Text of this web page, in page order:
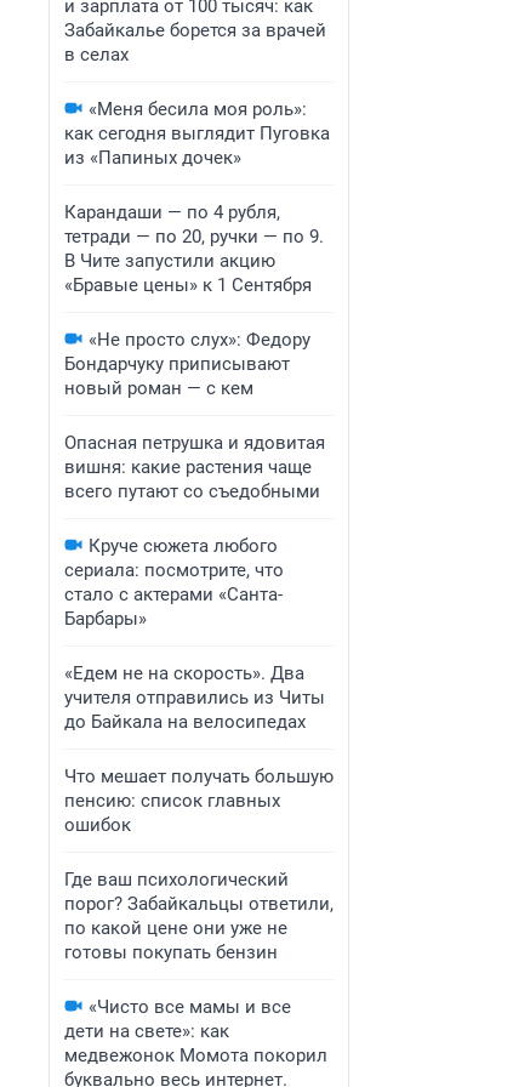
и зарплата от 100 тысяч: как
Забайкалье борется за врачей
в селах
«Меня бесила моя роль»:
как сегодня выглядит Пуговка
из «Папиных дочек»
Карандаши — по 4 рубля,
тетради — по 20, ручки — по 9.
В Чите запустили акцию
«Бравые цены» к 1 Сентября
«Не просто слух»: Федору
Бондарчуку приписывают
новый роман — с кем
Опасная петрушка и ядовитая
вишня: какие растения чаще
всего путают со съедобными
Круче сюжета любого
сериала: посмотрите, что
стало с актерами «Санта-
Барбары»
«Едем не на скорость». Два
учителя отправились из Читы
до Байкала на велосипедах
Что мешает получать большую
пенсию: список главных
ошибок
Где ваш психологический
порог? Забайкальцы ответили,
по какой цене они уже не
готовы покупать бензин
«Чисто все мамы и все
дети на свете»: как
медвежонок Момота покорил
буквально весь интернет.